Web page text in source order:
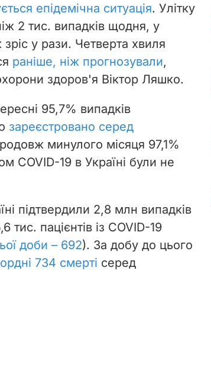
епідемічна ситуація. Улітку
2 тис. випадків щодня, у
у рази. Четверта хвиля
раніше, ніж прогнозували,
здоров'я Віктор Ляшко.
95,7% випадків
зареєстровано серед
минулого місяця 97,1%
COVID-19 в Україні були не
підтвердили 2,8 млн випадків
тис. пацієнтів із COVID-19
доби – 692). За добу до цього
734 смерті серед